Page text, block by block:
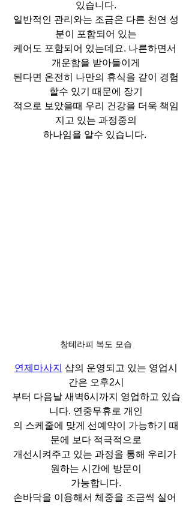
있습니다.
일반적인 관리와는 조금은 다른 천연 성
분이 포함되어 있는
케어도 포함되어 있는데요. 나른하면서
개운함을 받아들이게
된다면 온전히 나만의 휴식을 같이 경험
할수 있기 때문에 장기
적으로 보았을때 우리 건강을 더욱 책임
지고 있는 과정중의
하나임을 알수 있습니다.
창테라피 복도 모습
연제마사지 샵의 운영되고 있는 영업시
간은 오후2시
부터 다음날 새벽6시까지 영업하고 있습
니다. 연중무휴로 개인
의 스케줄에 맞게 선예약이 가능하기 때
문에 보다 적극적으로
개선시켜주고 있는 과정을 통해 우리가
원하는 시간에 방문이
가능합니다.
손바닥을 이용해서 체중을 조금씩 실어